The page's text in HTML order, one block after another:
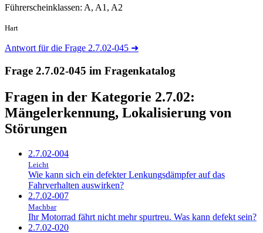
Führerscheinklassen: A, A1, A2
Hart
Antwort für die Frage 2.7.02-045 ➜
Frage 2.7.02-045 im Fragenkatalog
Fragen in der Kategorie 2.7.02:
Mängelerkennung, Lokalisierung von
Störungen
2.7.02-004
Leicht
Wie kann sich ein defekter Lenkungsdämpfer auf das
Fahrverhalten auswirken?
2.7.02-007
Machbar
Ihr Motorrad fährt nicht mehr spurtreu. Was kann defekt sein?
2.7.02-020